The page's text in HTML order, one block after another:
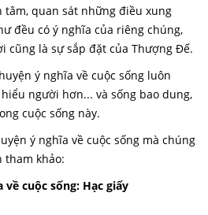
quan sát những điều xung
đều có ý nghĩa của riêng chúng,
cũng là sự sắp đặt của Thượng Đế.
ý nghĩa về cuộc sống luôn
người hơn... và sống bao dung,
cuộc sống này.
ý nghĩa về cuộc sống mà chúng
tham khảo:
về cuộc sống: Hạc giấy